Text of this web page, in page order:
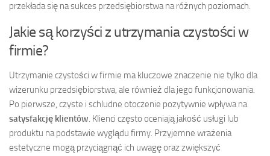
przekłada się na sukces przedsiębiorstwa na różnych poziomach.
Jakie są korzyści z utrzymania czystości w
firmie?
Utrzymanie czystości w firmie ma kluczowe znaczenie nie tylko dla
wizerunku przedsiębiorstwa, ale również dla jego funkcjonowania.
Po pierwsze, czyste i schludne otoczenie pozytywnie wpływa na
satysfakcję klientów. Klienci często oceniają jakość usługi lub
produktu na podstawie wyglądu firmy. Przyjemne wrażenia
estetyczne mogą przyciągnąć ich uwagę oraz zwiększyć